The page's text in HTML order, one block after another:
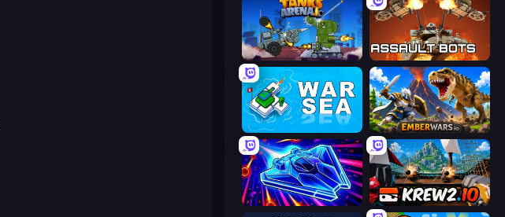
Tanks Arena io: Craft & Combat Assault Bots
War Sea EmberWars.io
Stellar Swarm Krew.io